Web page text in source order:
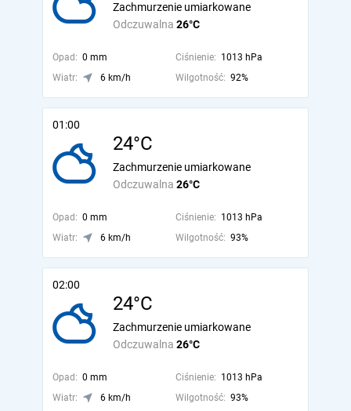
Odczuwalna 26°C
Zachmurzenie umiarkowane
Opad: 0 mm Ciśnienie: 1013 hPa
Wiatr:
6 km/h Wilgotność: 92%
01:00
24°C
Odczuwalna 26°C
Zachmurzenie umiarkowane
Opad: 0 mm Ciśnienie: 1013 hPa
Wiatr:
6 km/h Wilgotność: 93%
02:00
24°C
Odczuwalna 26°C
Zachmurzenie umiarkowane
Opad: 0 mm Ciśnienie: 1013 hPa
Wiatr:
6 km/h Wilgotność: 93%